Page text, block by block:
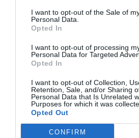
I want to opt-out of the Sale of
Personal Data.
Opted In
I want to opt-out of processing
Personal Data for Targeted
Opted In
I want to opt-out of Collection,
Retention, Sale, and/or Sharing
Personal Data that Is Unrelated
Purposes for which it was
Opted Out
CONFIRM
orožje usmerjene energije,
elektronsko motenje in
lahko izvede globalne udarce.